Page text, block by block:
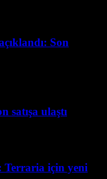
Son
satışa ulaştı
Terraria için yeni